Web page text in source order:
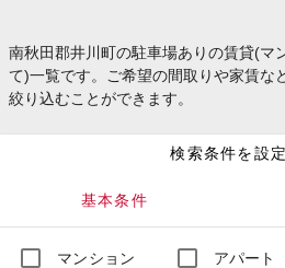
南秋田郡井川町の駐車場ありの賃貸(マ
て)一覧です。ご希望の間取りや家賃な
絞り込むことができます。
検索条件を設
基本条件
マンション アパート